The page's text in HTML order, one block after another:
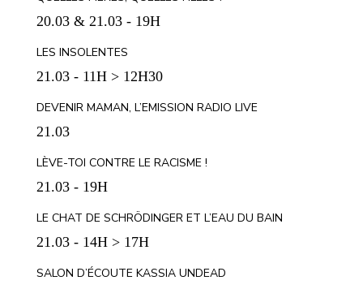
20.03 & 21.03 - 19H
LES INSOLENTES
21.03 - 11H > 12H30
DEVENIR MAMAN, L’EMISSION RADIO LIVE
21.03
LÈVE-TOI CONTRE LE RACISME !
21.03 - 19H
LE CHAT DE SCHRÖDINGER ET L’EAU DU BAIN
21.03 - 14H > 17H
SALON D’ÉCOUTE KASSIA UNDEAD